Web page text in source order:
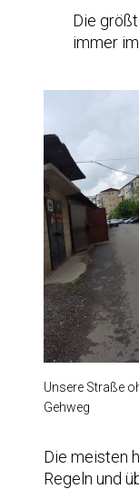
Die
immer
Unsere Straße
Gehweg
Die meisten
Regeln und